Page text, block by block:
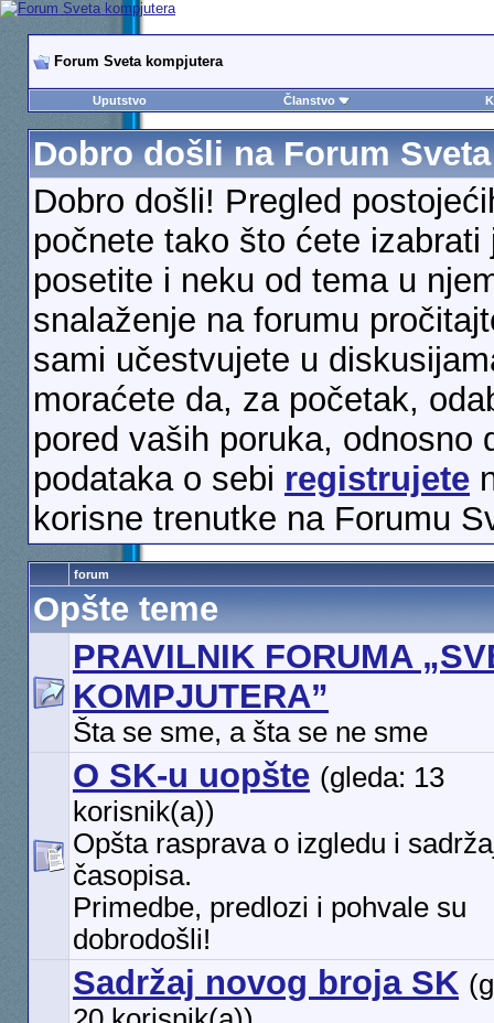
Forum Sveta kompjutera
Uputstvo Članstvo
Dobro došli na Forum
Dobro došli! Pregled
počnete tako što ćete
posetite i neku od tema u
snalaženje na forumu
sami učestvujete u
moraćete da, za početak,
pored vaših poruka, odnosno
podataka o sebi registrujete
korisne trenutke na Forumu
forum
Opšte teme
PRAVILNIK FORUMA
KOMPJUTERA”
Šta se sme, a šta se ne sme
O SK-u uopšte (gleda: 13
korisnik(a))
Opšta rasprava o izgledu i
časopisa.
Primedbe, predlozi i pohvale su
dobrodošli!
Sadržaj novog broja SK